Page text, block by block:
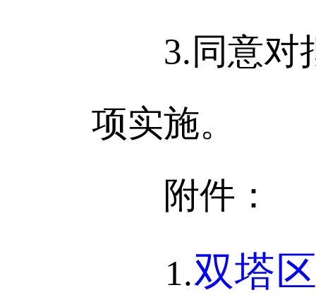
3.同意对拟
项实施。
附件：
1.双塔